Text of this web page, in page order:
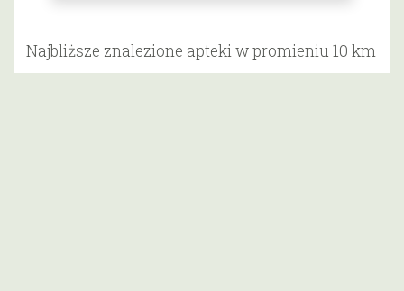
Najbliższe znalezione apteki w promieniu 10 km